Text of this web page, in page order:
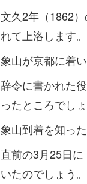
文久2年（1862
れて上洛します。
象山が京都に着
辞令に書かれた
ったところでしょ
象山到着を知っ
直前の3月25日
いたのでしょう。